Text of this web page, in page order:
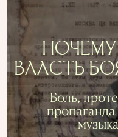
ИНТЕРВЬЮ
ТЕСТЫ
Темы
ВОСТОК
ЗАПАД
КАЗАХСТАН
ЛЮДИ
ВКУС ИСТОРИИ
ПРЕДМЕТЫ
ВЛАСТЬ
Боль,